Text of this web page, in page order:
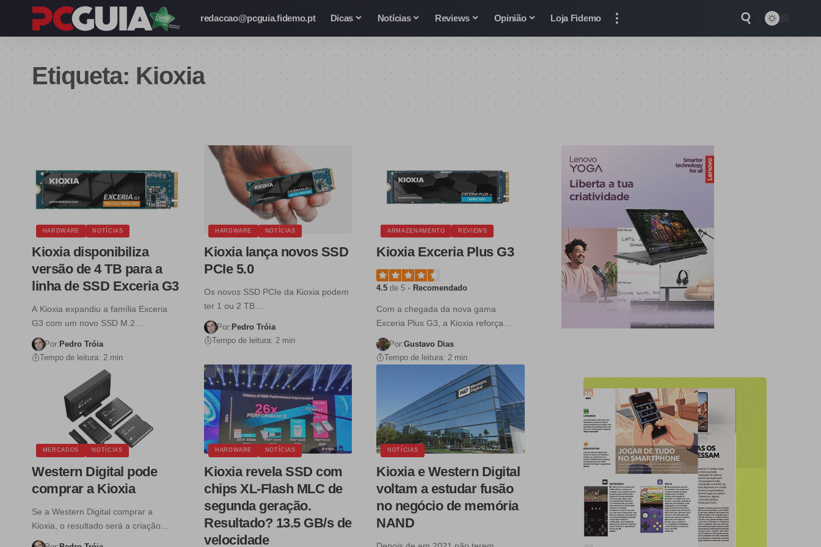
redaccao@pcguia.fidemo.pt Dicas Notícias Reviews Opinião Loja Fidemo
Etiqueta: Kioxia
HARDWARE NOTÍCIAS
Kioxia disponibiliza
versão de 4 TB para a
linha de SSD Exceria G3
A Kioxia expandiu a família Exceria
G3 com um novo SSD M.2…
Por: Pedro Tróia
Tempo de leitura: 2 min
HARDWARE NOTÍCIAS
Kioxia lança novos SSD
PCIe 5.0
Os novos SSD PCIe da Kioxia podem
ter 1 ou 2 TB…
Por: Pedro Tróia
Tempo de leitura: 2 min
ARMAZENAMENTO REVIEWS
Kioxia Exceria Plus G3
4.5 de 5 Recomendado
Com a chegada da nova gama
Exceria Plus G3, a Kioxia reforça…
Por:Gustavo Dias
Tempo de leitura: 2 min
MERCADOS NOTÍCIAS
Western Digital pode
comprar a Kioxia
Se a Western Digital comprar a
Kioxia, o resultado será a criação…
HARDWARE NOTÍCIAS
Kioxia revela SSD com
chips XL-Flash MLC de
segunda geração.
Resultado? 13.5 GB/s de
velocidade
NOTÍCIAS
Kioxia e Western Digital
voltam a estudar fusão
no negócio de memória
NAND